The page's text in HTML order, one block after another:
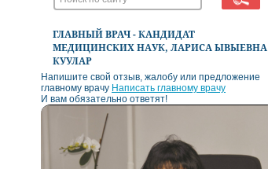
ГЛАВНЫЙ ВРАЧ - КАНДИДАТ
МЕДИЦИНСКИХ НАУК, ЛАРИСА ЫВЫЕВНА
КУУЛАР
Напишите свой отзыв, жалобу или предложение
главному врачу Написать главному врачу
И вам обязательно ответят!